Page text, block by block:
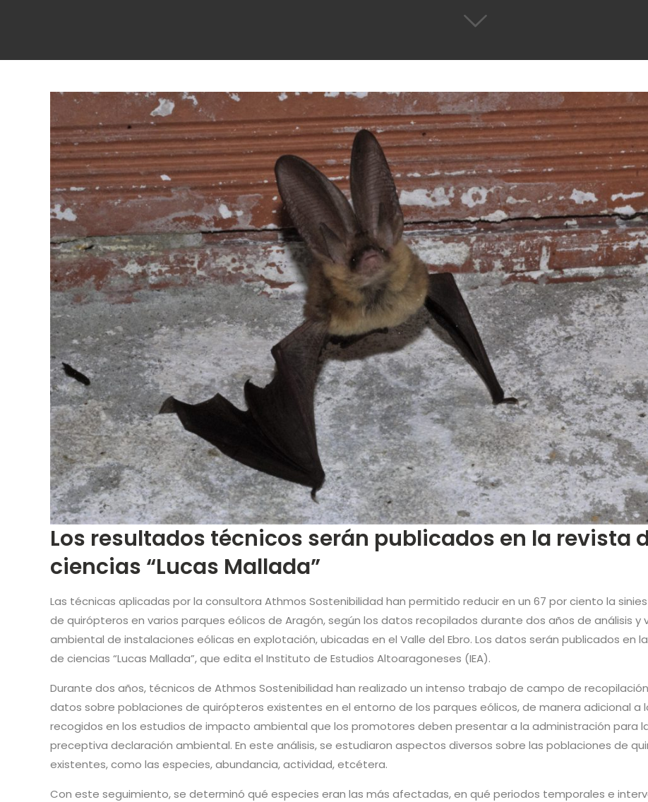
Los resultados técnicos serán publicados en la revista
ciencias “Lucas Mallada”
Las técnicas aplicadas por la consultora Athmos Sostenibilidad han permitido reducir en un 67 por ciento la
de quirópteros en varios parques eólicos de Aragón, según los datos recopilados durante dos años de análisis y
ambiental de instalaciones eólicas en explotación, ubicadas en el Valle del Ebro. Los datos serán publicados en
de ciencias “Lucas Mallada”, que edita el Instituto de Estudios Altoaragoneses (IEA).
Durante dos años, técnicos de Athmos Sostenibilidad han realizado un intenso trabajo de campo de
datos sobre poblaciones de quirópteros existentes en el entorno de los parques eólicos, de manera adicional a
recogidos en los estudios de impacto ambiental que los promotores deben presentar a la administración para
preceptiva declaración ambiental. En este análisis, se estudiaron aspectos diversos sobre las poblaciones de
existentes, como las especies, abundancia, actividad, etcétera.
Con este seguimiento, se determinó qué especies eran las más afectadas, en qué periodos temporales e